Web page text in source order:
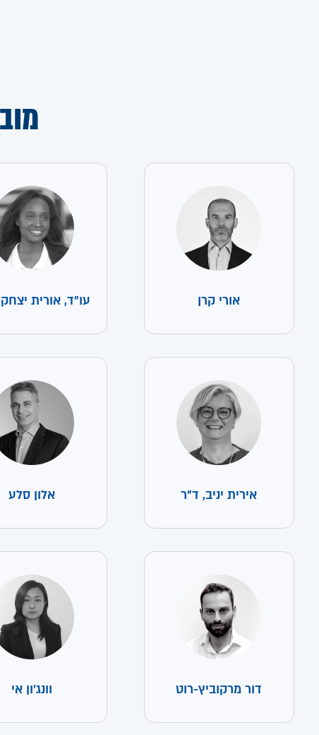
אורי קרן עו"ד, אורית
אירית יניב, ד"ר אלון סלע
דור מרקוביץ-רוט וונג'ון אי